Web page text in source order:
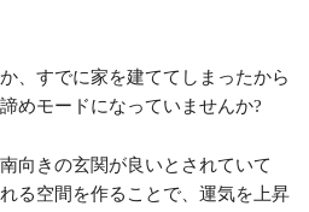
、すでに家を建ててしまったから
めモードになっていませんか?
向きの玄関が良いとされていて
る空間を作ることで、運気を上昇